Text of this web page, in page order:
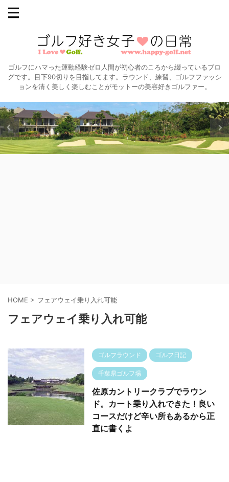
ゴルフにハマった運動経験ゼロ人間が初心者のころから綴っているブロ
グです。目下90切りを目指してます。ラウンド、練習、ゴルフファッシ
ョンを清く美しく楽しむことがモットーの美容好きゴルファー。
HOME > フェアウェイ乗り入れ可能
フェアウェイ乗り入れ可能
ゴルフラウンド ゴルフ日記
千葉県ゴルフ場
佐原カントリークラブでラウン
ド。カート乗り入れできた！良い
コースだけど辛い所もあるから正
直に書くよ